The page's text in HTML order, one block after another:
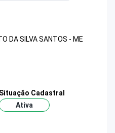
DA SILVA SANTOS - ME
Situação Cadastral
Ativa